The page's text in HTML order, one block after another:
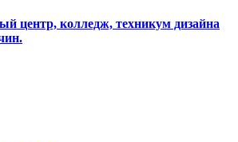
центр, колледж, техникум дизайна